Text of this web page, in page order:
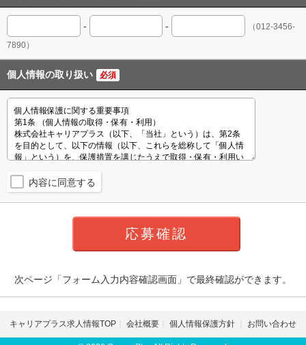
- -
（012-3456-
7890）
個人情報の取り扱い 必須
内容に同意する
次ページ「フォーム入力内容確認画面」で最終確認ができます。
キャリアプラス求人情報TOP 会社概要 個人情報保護方針 お問い合わせ